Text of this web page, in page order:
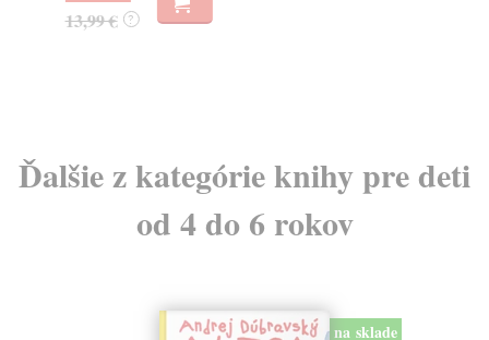
13,99 € ?
Ďalšie z kategórie knihy pre deti
od 4 do 6 rokov
na sklade